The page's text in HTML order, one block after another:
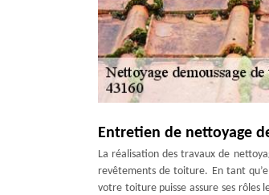
Entretien de nettoyage
La réalisation des travaux de
revêtements de toiture. En tant
votre toiture puisse assure ses rôles